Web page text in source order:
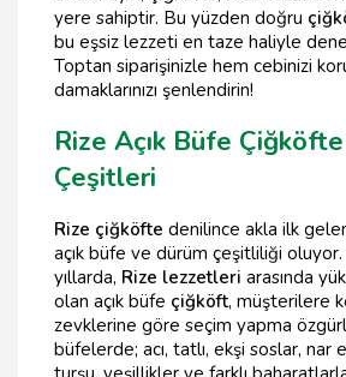
yere sahiptir. Bu yüzden doğru
bu eşsiz lezzeti en taze haliyle
Toptan siparişinizle hem cebinizi
damaklarınızı şenlendirin!
Rize Açık Büfe
Çeşitleri
Rize çiğköfte denilince akla ilk
açık büfe ve dürüm çeşitliliği
yıllarda, Rize lezzetleri arasında
olan açık büfe çiğköft, müşterilere
zevklerine göre seçim yapma
büfelerde; acı, tatlı, ekşi soslar, nar